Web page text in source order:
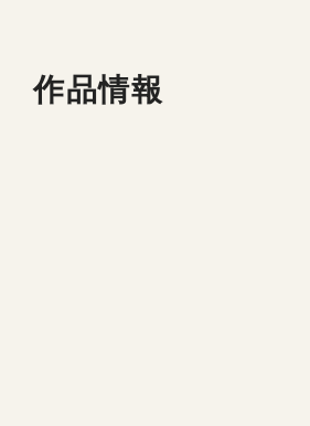
作品情報